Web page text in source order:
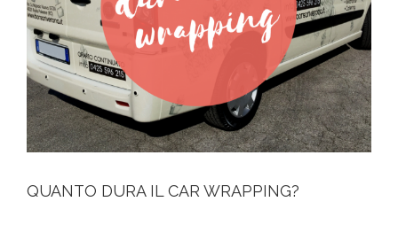
QUANTO DURA IL CAR WRAPPING?